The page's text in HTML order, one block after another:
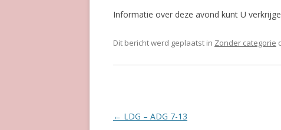
Informatie over deze avond kunt U
Dit bericht werd geplaatst in Zonder categorie
Berichtnavigatie
← LDG – ADG 7-13